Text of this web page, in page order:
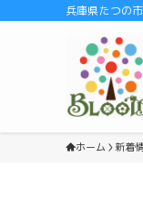
兵庫県たつの
ホーム 新着